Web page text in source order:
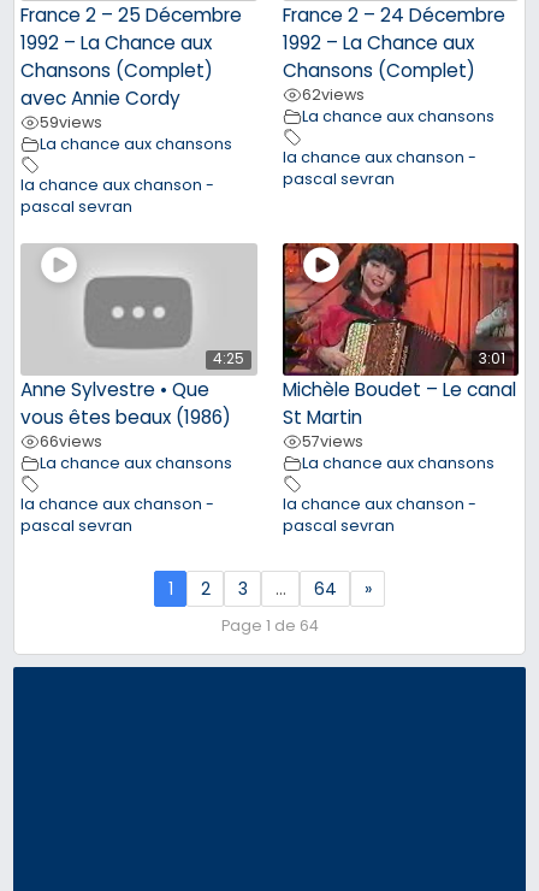
France 2 – 25 Décembre
1992 – La Chance aux
Chansons (Complet)
avec Annie Cordy
59views
La chance aux chansons
la chance aux chanson -
pascal sevran
France 2 – 24 Décembre
1992 – La Chance aux
Chansons (Complet)
62views
La chance aux chansons
la chance aux chanson -
pascal sevran
4:25
Anne Sylvestre • Que
vous êtes beaux (1986)
66views
La chance aux chansons
la chance aux chanson -
pascal sevran
3:01
Michèle Boudet – Le canal
St Martin
57views
La chance aux chansons
la chance aux chanson -
pascal sevran
1 2 3 … 64 »
Page 1 de 64